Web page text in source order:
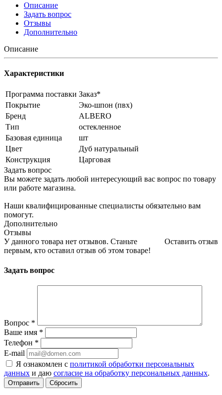
Описание
Задать вопрос
Отзывы
Дополнительно
Описание
Характеристики
Программа поставки Заказ*
Покрытие
Эко-шпон (пвх)
Бренд
ALBERO
Тип
остекленное
Базовая единица
шт
Цвет
Дуб натуральный
Конструкция
Царговая
Задать вопрос
Вы можете задать любой интересующий вас вопрос по товару
или работе магазина.
Наши квалифицированные специалисты обязательно вам
помогут.
Дополнительно
Отзывы
Оставить отзыв
У данного товара нет отзывов. Станьте
первым, кто оставил отзыв об этом товаре!
Задать вопрос
Вопрос *
Ваше имя *
Телефон *
E-mail
Я ознакомлен с политикой обработки персональных
данных и даю согласие на обработку персональных данных.
Сбросить